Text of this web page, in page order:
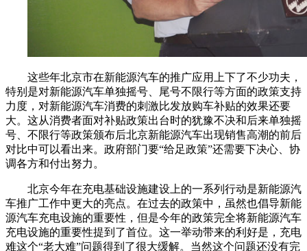
这些年北京市在新能源汽车的推广应用上下了不少功夫，
特别是对新能源汽车单独摇号、尾号不限行等方面的政策支持
力度，对新能源汽车消费的刺激比发放购车补贴的效果还要
大。这从消费者面对补贴政策出台时的犹豫不决和后来单独摇
号、不限行等政策颁布后北京新能源汽车出现销售高潮的前后
对比中可以看出来。政府部门要“给足政策”还需要下决心、协
调各方和付出努力。
北京今年在充电基础设施建设上的一系列行动是新能源汽
车推广工作中更大的亮点。在过去的政策中，虽然也倡导新能
源汽车充电设施的重要性，但是今年的政策完全将新能源汽车
充电设施的重要性提到了首位。这一举动带来的利好是，充电
难这个“老大难”问题得到了很大缓解。当然这个问题还没有完